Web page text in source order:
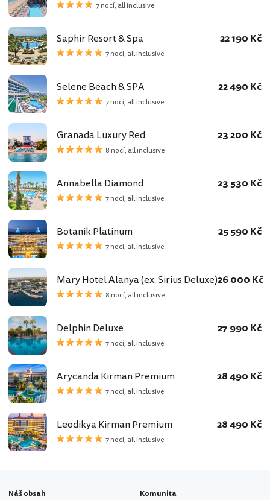
7 nocí, all inclusive
Saphir Resort & Spa
7 nocí, all inclusive
22 190 Kč
Selene Beach & SPA
7 nocí, all inclusive
22 490 Kč
Granada Luxury Red
8 nocí, all inclusive
23 200 Kč
Annabella Diamond
7 nocí, all inclusive
23 530 Kč
Botanik Platinum
7 nocí, all inclusive
25 590 Kč
Mary Hotel Alanya (ex. Sirius Deluxe)
8 nocí, all inclusive
26 000 Kč
Delphin Deluxe
7 nocí, all inclusive
27 990 Kč
Arycanda Kirman Premium
7 nocí, all inclusive
28 490 Kč
Leodikya Kirman Premium
7 nocí, all inclusive
28 490 Kč
Náš obsah Komunita